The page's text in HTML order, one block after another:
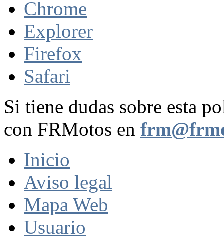
Chrome
Explorer
Firefox
Safari
Si tiene dudas sobre esta
con FRMotos en
Inicio
Aviso legal
Mapa Web
Usuario